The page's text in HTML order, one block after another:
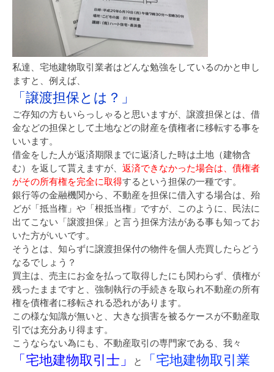
私達、宅地建物取引業者はどんな勉強をしているのかと申し
ますと、例えば、
「譲渡担保とは？」
ご存知の方もいらっしゃると思いますが、譲渡担保とは、借
金などの担保として土地などの財産を債権者に移転する事を
いいます。
借金をした人が返済期限までに返済した時は土地（建物含
む）を返して貰えますが、返済できなかった場合は、債権者
がその所有権を完全に取得するという担保の一種です。
銀行等の金融機関から、不動産を担保に借入する場合は、殆
どが「抵当権」や「根抵当権」ですが、このように、民法に
出てこない「譲渡担保」と言う担保方法がある事も知ってお
いた方がいいです。
そうとは、知らずに譲渡担保付の物件を個人売買したらどう
なるでしょう？
買主は、売主にお金を払って取得したにも関わらず、債権が
残ったままですと、強制執行の手続きを取られ不動産の所有
権を債権者に移転される恐れがあります。
この様な知識が無いと、大きな損害を被るケースが不動産取
引では充分あり得ます。
こうならない為にも、不動産取引の専門家である、我々
「宅地建物取引士」 と
「宅地建物取引業